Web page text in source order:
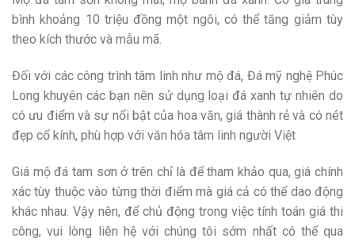
bình khoảng 10 triệu đồng một ngôi, có thể tăng giảm tùy
theo kích thước và mẫu mã.
Đối với các công trình tâm linh như mộ đá, Đá mỹ nghệ Phúc
Long khuyên các bạn nên sử dụng loại đá xanh tự nhiên do
có ưu điểm và sự nổi bật của hoa văn, giá thành rẻ và có nét
đẹp cổ kính, phù hợp với văn hóa tâm linh người Việt
Giá mộ đá tam sơn ở trên chỉ là để tham khảo qua, giá chính
xác tùy thuộc vào từng thời điểm mà giá cả có thể dao động
khác nhau. Vậy nên, để chủ động trong việc tính toán giá thi
công, vui lòng liên hệ với chúng tôi sớm nhất có thể qua